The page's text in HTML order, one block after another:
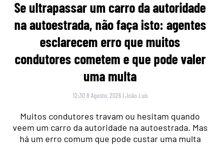
Se ultrapassar um carro da autoridade
na autoestrada, não faça isto: agentes
esclarecem erro que muitos
condutores cometem e que pode valer
uma multa
12:30 8 Agosto, 2026 |João Luís
Muitos condutores travam ou hesitam quando
veem um carro da autoridade na autoestrada. Mas
há um erro comum que pode custar uma multa